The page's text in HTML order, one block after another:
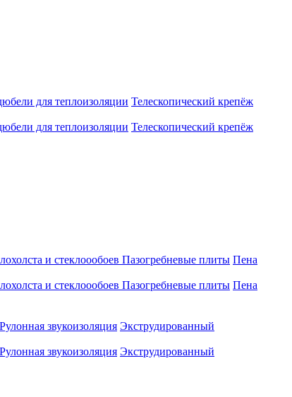
для теплоизоляции Телескопический крепёж
для теплоизоляции Телескопический крепёж
и стеклоообоев Пазогребневые плиты Пена
и стеклоообоев Пазогребневые плиты Пена
Рулонная звукоизоляция Экструдированный
Рулонная звукоизоляция Экструдированный